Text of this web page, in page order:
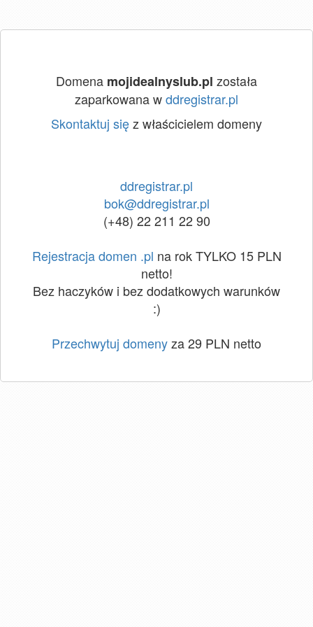
Domena mojidealnyslub.pl została
zaparkowana wddregistrar.pl
Skontaktuj sięz właścicielem domeny
ddregistrar.pl
bok@ddregistrar.pl
(+48) 22 211 22 90
Rejestracja domen .pl na rok TYLKO 15 PLN
netto!
Bez haczyków i bez dodatkowych warunków
:)
Przechwytuj domenyza 29 PLN netto